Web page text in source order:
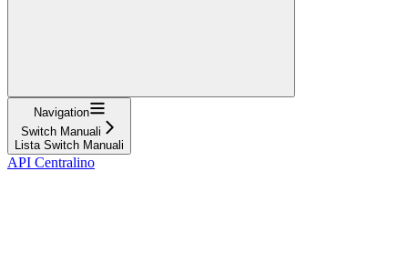
Navigation
Switch Manuali
Lista Switch Manuali
API Centralino